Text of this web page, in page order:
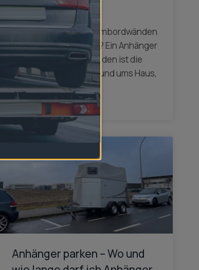
zeichnet sie aus?
Anhänger mit Aluminiumbordwänden
– was zeichnet sie aus? Ein Anhänger
mit Aluminiumbordwänden ist die
ideale Wahl, wenn du rund ums Haus,
im Garten oder…
mehr dazu
Anhänger parken – Wo und